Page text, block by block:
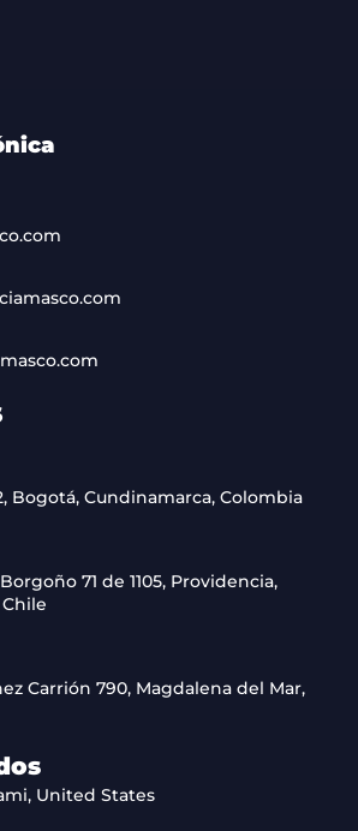
Bogotá, Cundinamarca, Colombia
71 de 1105, Providencia,
Carrión 790, Magdalena del Mar,
United States